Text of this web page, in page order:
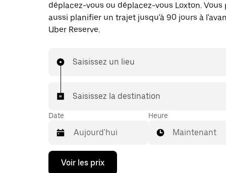
déplacez-vous ou déplacez-vous Loxton. Vous
aussi planifier un trajet jusqu'à 90 jours à
Uber Reserve.
Saisissez un lieu
Saisissez la destination
Date
Appuyez
Heure
Maintenant
Voir les prix